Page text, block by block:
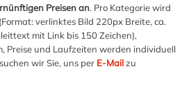
Preisen an. Pro Kategorie wird
verlinktes Bild 220px Breite, ca.
mit Link bis 150 Zeichen),
Preise und Laufzeiten werden individuell
wir Sie, uns per E-Mailzu